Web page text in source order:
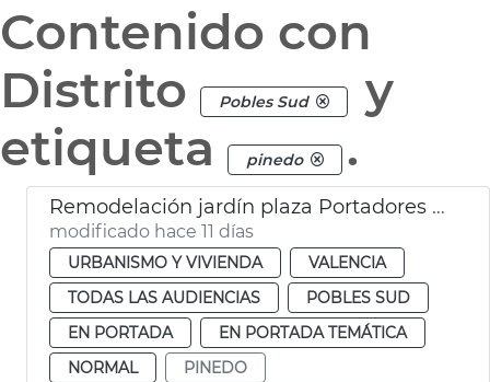
Contenido con
Distrito
Pobles Sud
y
etiqueta
pinedo .
Remodelación jardín plaza Portadores Virgen María Pinedo
modificado hace 11 días
URBANISMO Y VIVIENDA
VALENCIA
TODAS LAS AUDIENCIAS
POBLES SUD
EN PORTADA
EN PORTADA TEMÁTICA
NORMAL
PINEDO